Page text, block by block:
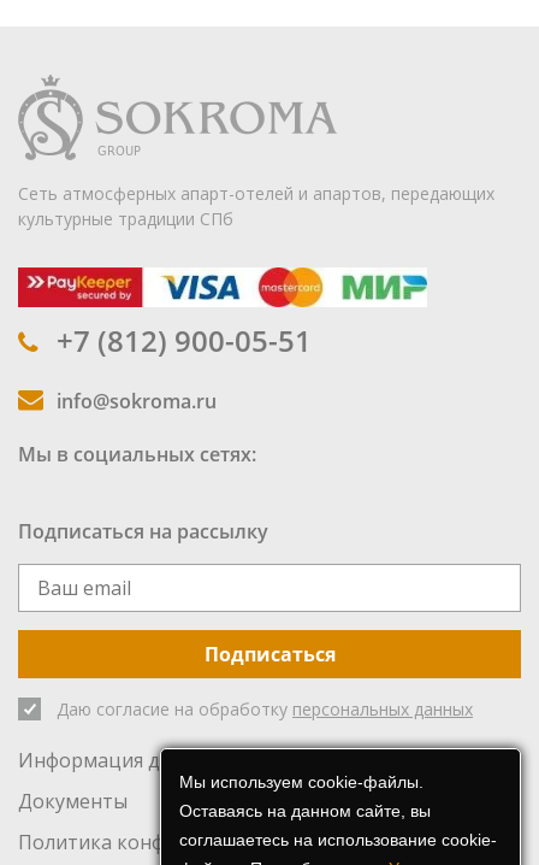
Сеть атмосферных апарт-отелей и апартов, передающих
культурные традиции СПб
+7 (812) 900-05-51
info@sokroma.ru
Мы в социальных сетях:
Подписаться на рассылку
Подписаться
Даю согласие на обработку персональных данных
Информация для инвесторов
Документы
Политика конфиденциальности
Мы используем cookie-файлы.
Оставаясь на данном сайте, вы
соглашаетесь на использование cookie-